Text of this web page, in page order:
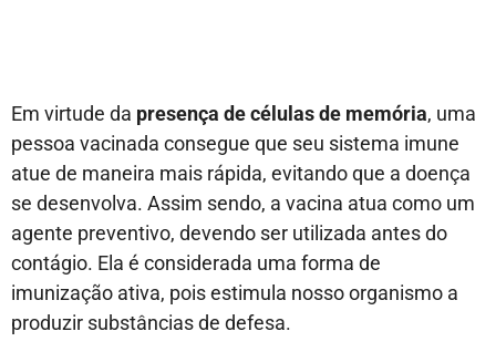
Em virtude da presença de células de memória, uma
pessoa vacinada consegue que seu sistema imune
atue de maneira mais rápida, evitando que a doença
se desenvolva. Assim sendo, a vacina atua como um
agente preventivo, devendo ser utilizada antes do
contágio. Ela é considerada uma forma de
imunização ativa, pois estimula nosso organismo a
produzir substâncias de defesa.